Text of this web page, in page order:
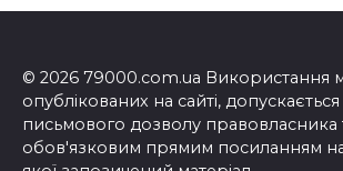
© 2026 79000.com.ua Використання
опублікованих на сайті, допускається
письмового дозволу правовласника
обов'язковим прямим посиланням на